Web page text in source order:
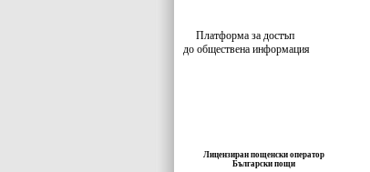
Платформа за достъп
до обществена информация
Лицензиран пощенски оператор
Български пощи